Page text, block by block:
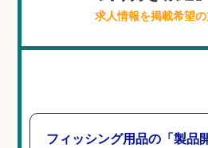
求人情報を掲載希望
フィッシング用品の「製品